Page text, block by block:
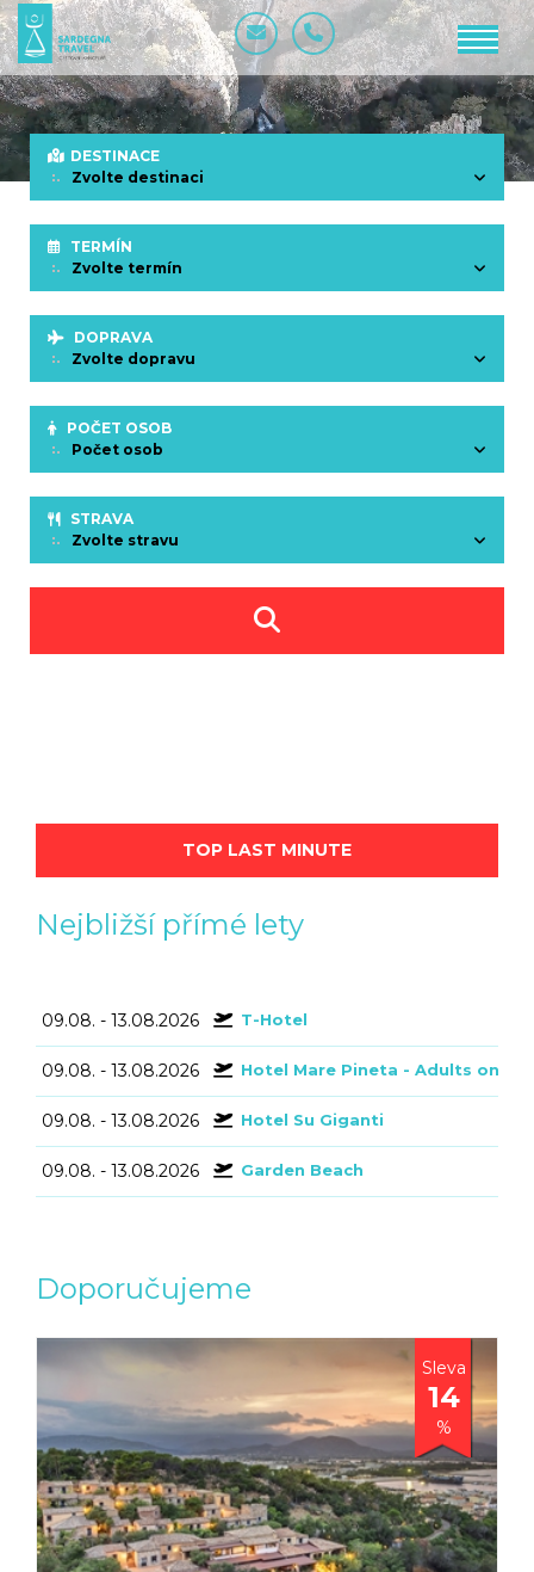
DESTINACE
Zvolte destinaci
TERMÍN
Zvolte termín
DOPRAVA
Zvolte dopravu
POČET OSOB
Počet osob
STRAVA
Zvolte stravu
TOP LAST MINUTE
Nejbližší přímé lety
09.08. - 13.08.2026 T-Hotel
09.08. - 13.08.2026 Hotel Mare Pineta - Adults only
09.08. - 13.08.2026 Hotel Su Giganti
09.08. - 13.08.2026 Garden Beach
Doporučujeme
Sleva
14
%